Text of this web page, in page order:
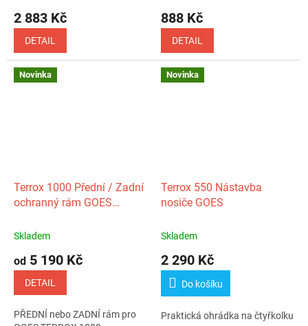
2 883 Kč
DETAIL
888 Kč
DETAIL
Novinka
Terrox 1000 Přední / Zadní
ochranný rám GOES
Skladem
od 5 190 Kč
DETAIL
PŘEDNÍ nebo ZADNÍ rám pro
Novinka
Terrox 550 Nástavba
nosiče GOES
Skladem
2 290 Kč
Do košíku
Praktická ohrádka na čtyřkolku